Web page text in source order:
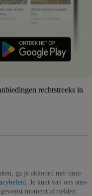
rechtstreeks in
ga je akkoord met onze
. Je kunt van ons sms-
moment afmelden.